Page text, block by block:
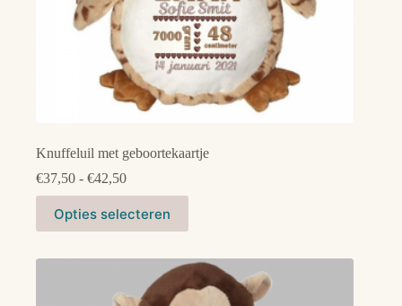
Knuffeluil met geboortekaartje
€37,50 - €42,50Prijsklasse:
€37,50
tot
Opties selecteren
product
heeft